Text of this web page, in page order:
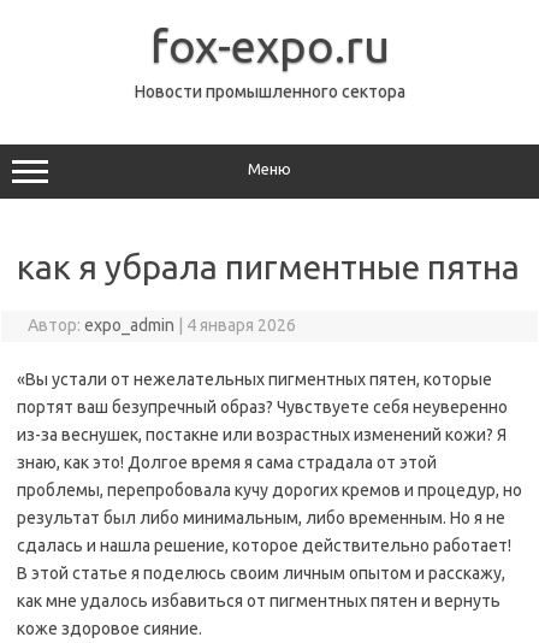
fox-expo.ru
Новости промышленного сектора
Меню
как я убрала пигментные пятна
Автор: expo_admin 4 января 2026
«Вы устали от нежелательных пигментных пятен, которые
портят ваш безупречный образ? Чувствуете себя неуверенно
из-за веснушек, постакне или возрастных изменений кожи? Я
знаю, как это! Долгое время я сама страдала от этой
проблемы, перепробовала кучу дорогих кремов и процедур, но
результат был либо минимальным, либо временным. Но я не
сдалась и нашла решение, которое действительно работает!
В этой статье я поделюсь своим личным опытом и расскажу,
как мне удалось избавиться от пигментных пятен и вернуть
коже здоровое сияние.